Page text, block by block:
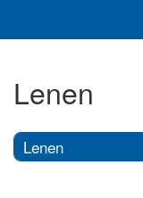
Lenen
Lenen